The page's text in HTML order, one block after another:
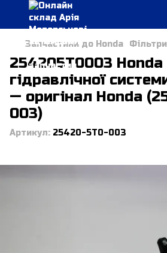
Запчастини до Honda Фільтри
254205T0003 Honda
гідравлічної
— оригінал Honda
003)
Артикул: 25420-5T0-003